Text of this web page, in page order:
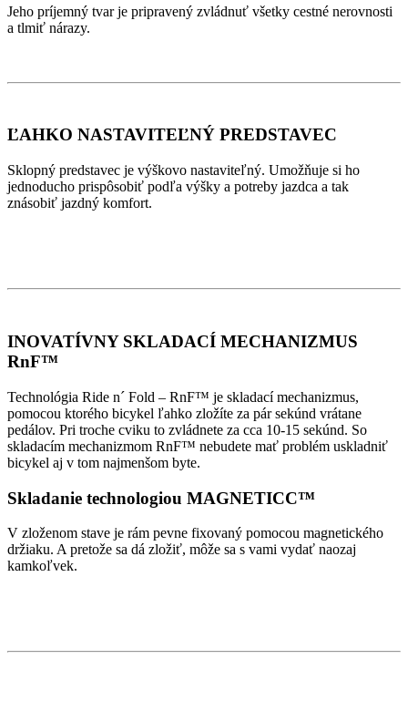
Jeho príjemný tvar je pripravený zvládnuť všetky cestné nerovnosti
a tlmiť nárazy.
ĽAHKO NASTAVITEĽNÝ PREDSTAVEC
Sklopný predstavec je výškovo nastaviteľný. Umožňuje si ho
jednoducho prispôsobiť podľa výšky a potreby jazdca a tak
znásobiť jazdný komfort.
INOVATÍVNY SKLADACÍ MECHANIZMUS
RnF™
Technológia Ride n´ Fold – RnF™ je skladací mechanizmus,
pomocou ktorého bicykel ľahko zložíte za pár sekúnd vrátane
pedálov. Pri troche cviku to zvládnete za cca 10-15 sekúnd. So
skladacím mechanizmom RnF™ nebudete mať problém uskladniť
bicykel aj v tom najmenšom byte.
Skladanie technologiou MAGNETICC™
V zloženom stave je rám pevne fixovaný pomocou magnetického
držiaku. A pretože sa dá zložiť, môže sa s vami vydať naozaj
kamkoľvek.